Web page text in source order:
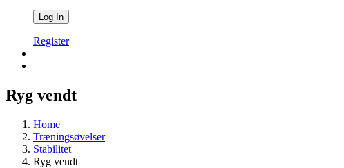
Register
Ryg vendt
Home
Træningsøvelser
Stabilitet
Ryg vendt